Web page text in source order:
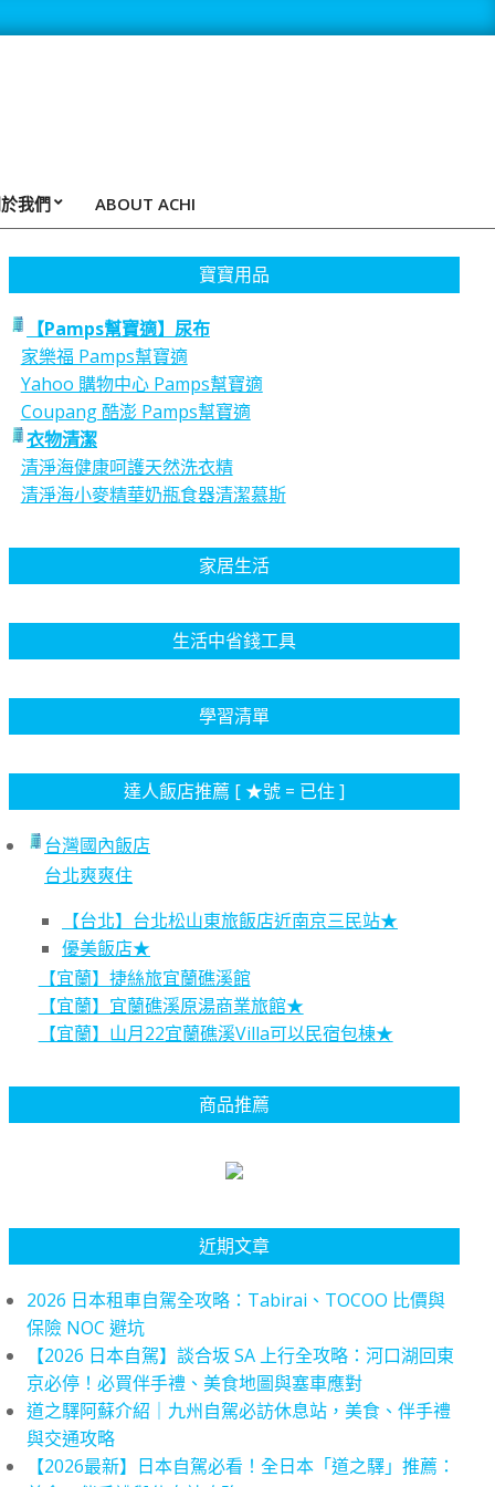
我們 ABOUT ACHI
寶寶用品
【Pamps幫寶適】尿布
家樂福 Pamps幫寶適
Yahoo 購物中心 Pamps幫寶適
Coupang 酷澎 Pamps幫寶適
衣物清潔
清淨海健康呵護天然洗衣精
清淨海小麥精華奶瓶食器清潔慕斯
家居生活
生活中省錢工具
學習清單
達人飯店推薦 [ ★號 = 已住 ]
台灣國內飯店
台北爽爽住
【台北】台北松山東旅飯店近南京三民站★
優美飯店★
【宜蘭】捷絲旅宜蘭礁溪館
【宜蘭】宜蘭礁溪原湯商業旅館★
【宜蘭】山月22宜蘭礁溪Villa可以民宿包棟★
商品推薦
近期文章
2026 日本租車自駕全攻略：Tabirai、TOCOO 比價與
保險 NOC 避坑
【2026 日本自駕】談合坂 SA 上行全攻略：河口湖回東
京必停！必買伴手禮、美食地圖與塞車應對
道之驛阿蘇介紹｜九州自駕必訪休息站，美食、伴手禮
與交通攻略
【2026最新】日本自駕必看！全日本「道之驛」推薦：